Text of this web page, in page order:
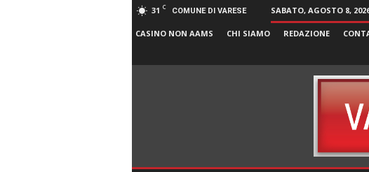
31 C COMUNE DI VARESE SABATO, AGOSTO 8,
CASINO NON AAMS CHI SIAMO REDAZIONE